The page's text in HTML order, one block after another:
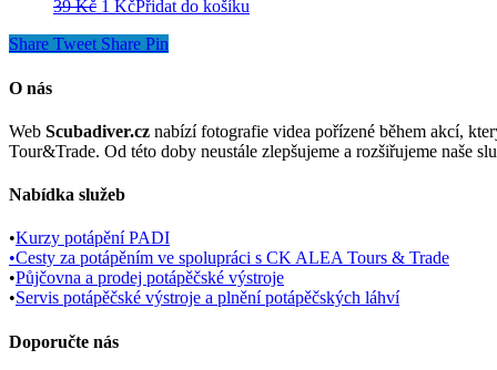
cena
39 Kč.
cena
1 Kč.
39Kč Původní
byla:
1 KčAktuální
je:
Přidat do košíku
Share Tweet Share Pin
O nás
Web Scubadiver.cz nabízí fotografie videa pořízené během akcí,
Tour&Trade. Od této doby neustále zlepšujeme a rozšiřujeme naše
Nabídka služeb
•Kurzy potápění PADI
•Cesty za potápěním ve spolupráci s CK ALEA Tours & Trade
•Půjčovna a prodej potápěčské výstroje
•Servis potápěčské výstroje a plnění potápěčských láhví
Doporučte nás